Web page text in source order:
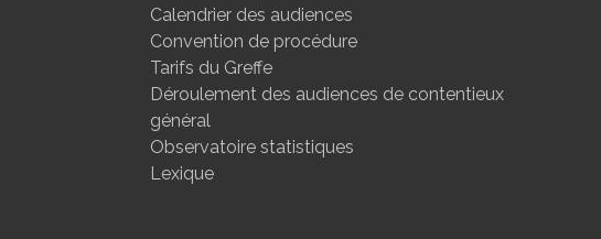
Calendrier des audiences
Convention de procédure
Tarifs du Greffe
Déroulement des audiences de contentieux
général
Observatoire statistiques
Lexique